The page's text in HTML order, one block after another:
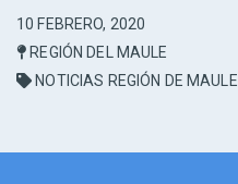
10 FEBRERO, 2020
REGIÓN DEL MAULE
NOTICIAS REGIÓN DE MAULE